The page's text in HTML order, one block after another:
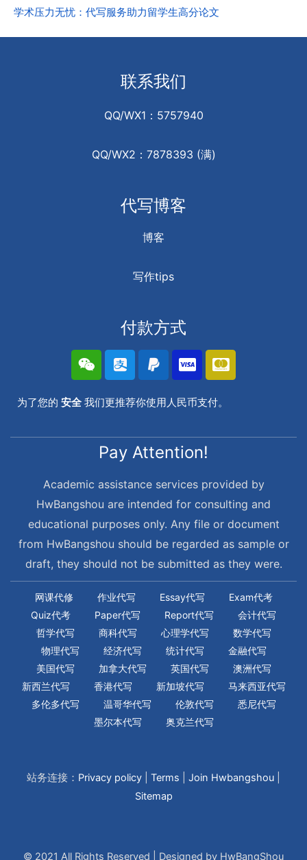
学术压力无忧：代写服务助力留学生高分论文
联系我们
QQ/WX1：5757940
QQ/WX2：7878393 (满)
代写博客
博客
写作tips
付款方式
为了您的 安全 我们更推荐你使用人民币支付。
Pay Attention!
Academic assistance services provided by
HwBangshou are intended for consulting and
educational purposes only. Any file or document
from HwBangshou should be regarded as sample or
draft, they should not be submitted as they were.
网课代修 作业代写 Essay代写
Exam代考
Quiz代考
Paper代写 Report代写
会计代写
哲学代写
商科代写 心理学代写
数学代写
物理代写
经济代写 统计代写
金融代写
美国代写
加拿大代写 英国代写
澳洲代写
新西兰代写
香港代写 新加坡代写
马来西亚代写
多伦多代写
温哥华代写 伦敦代写
悉尼代写
墨尔本代写
奥克兰代写
© 2021 All Rights Reserved | Designed by HwBangShou
站务连接： Privacy policy Terms Join Hwbangshou
Sitemap